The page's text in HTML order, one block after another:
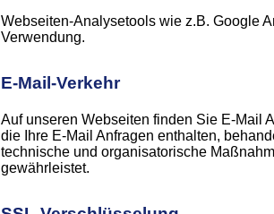
Webseiten-Analysetools wie z.B. Google
Verwendung.
E-Mail-Verkehr
Auf unseren Webseiten finden Sie E-Mail
die Ihre E-Mail Anfragen enthalten,
technische und organisatorische
gewährleistet.